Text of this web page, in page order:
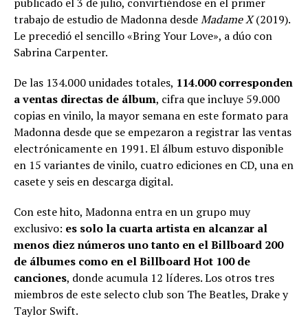
trabajo de estudio de Madonna desdeMadame X(2019).
Le precedió el sencillo «Bring Your Love», a dúo con
Sabrina Carpenter.
De las 134.000 unidades totales, 114.000 corresponden
a ventas directas de álbum, cifra que incluye 59.000
copias en vinilo, la mayor semana en este formato para
Madonna desde que se empezaron a registrar las ventas
electrónicamente en 1991. El álbum estuvo disponible
en 15 variantes de vinilo, cuatro ediciones en CD, una en
casete y seis en descarga digital.
Con este hito, Madonna entra en un grupo muy
exclusivo: es solo la cuarta artista en alcanzar al
menos diez números uno tanto en el Billboard 200
de álbumes como en el Billboard Hot 100 de
canciones, donde acumula 12 líderes. Los otros tres
miembros de este selecto club son The Beatles, Drake y
Taylor Swift.